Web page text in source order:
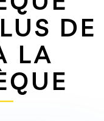
DE
LA